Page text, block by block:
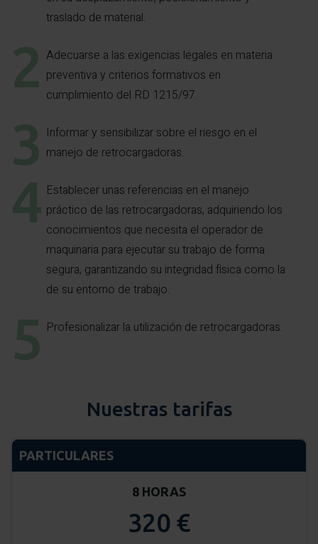
traslado de material.
Adecuarse a las exigencias legales en materia
preventiva y criterios formativos en
cumplimiento del RD 1215/97.
Informar y sensibilizar sobre el riesgo en el
manejo de retrocargadoras.
Establecer unas referencias en el manejo
práctico de las retrocargadoras, adquiriendo los
conocimientos que necesita el operador de
maquinaria para ejecutar su trabajo de forma
segura, garantizando su integridad física como la
de su entorno de trabajo.
Profesionalizar la utilización de retrocargadoras.
Nuestras tarifas
PARTICULARES
8 HORAS
320 €